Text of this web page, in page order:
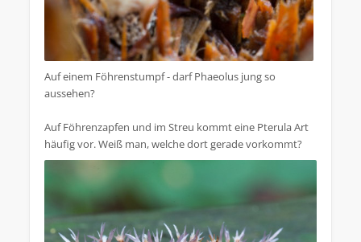
Auf einem Föhrenstumpf - darf Phaeolus jung so
aussehen?
Auf Föhrenzapfen und im Streu kommt eine Pterula Art
häufig vor. Weiß man, welche dort gerade vorkommt?